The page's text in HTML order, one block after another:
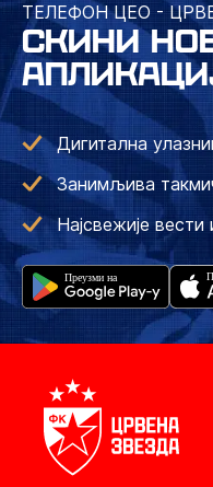
ТЕЛЕФОН ЦЕО -
СКИНИ
Дигитална
Занимљива
Најсвежије